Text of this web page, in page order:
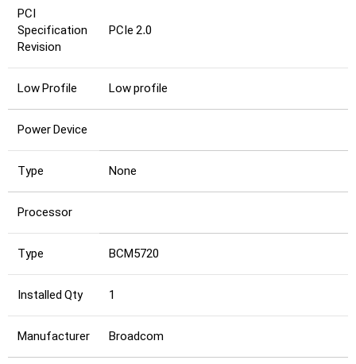
PCI
Specification
Revision
PCIe 2.0
Low Profile
Low profile
Power Device
Type
None
Processor
Type
BCM5720
Installed Qty
1
Manufacturer
Broadcom